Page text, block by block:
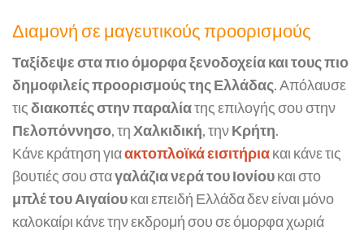
Διαμονή σε μαγευτικούς προορισμούς
Ταξίδεψε στα πιο όμορφα ξενοδοχεία και τους πιο
δημοφιλείς προορισμούς της Ελλάδας. Απόλαυσε
τιςδιακοπές στην παραλίατης επιλογής σου στην
Πελοπόννησο, τηΧαλκιδική, τηνΚρήτη.
Κάνε κράτηση γιαακτοπλοϊκά εισιτήριακαι κάνε τις
βουτιές σου σταγαλάζια νερά του Ιονίουκαι στο
μπλέ του Αιγαίουκαι επειδή Ελλάδα δεν είναι μόνο
καλοκαίρι κάνε την εκδρομή σου σε όμορφα χωριά